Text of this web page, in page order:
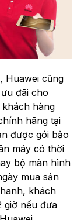
Huawei cũng
đãi cho
hàng
hãng tại
được gói bảo
máy có thời
bộ màn hình
mua sản
khách
giờ nếu đưa